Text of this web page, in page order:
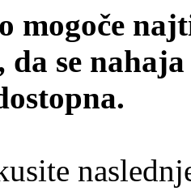
mogoče
da se